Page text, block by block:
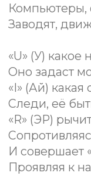
предлагают
прикладные
наборы и
НАБОР,
ШКОЛЬНОЙ